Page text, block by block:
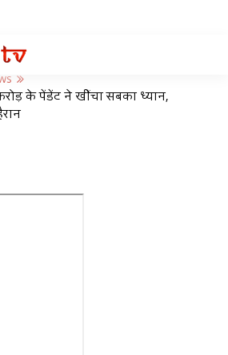
के पेंडेंट ने खींचा सबका ध्यान,